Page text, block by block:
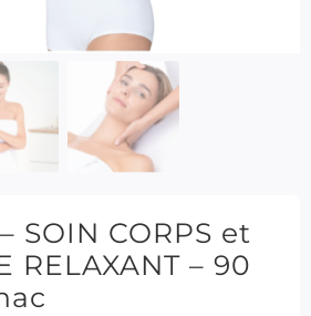
SOIN CORPS et
RELAXANT – 90